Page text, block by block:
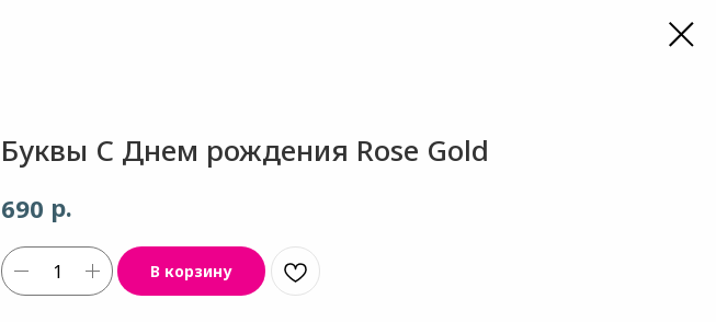
Буквы С Днем рождения Rose Gold
690 р.
В корзину